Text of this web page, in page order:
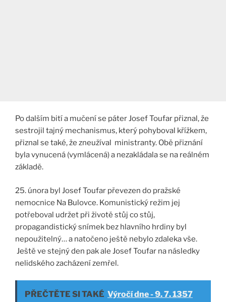
Po dalším bití a mučení se páter Josef Toufar přiznal, že
sestrojil tajný mechanismus, který pohyboval křížkem,
přiznal se také, že zneužíval ministranty. Obě přiznání
byla vynucená (vymlácená) a nezakládala se na reálném
základě.
25. února byl Josef Toufar převezen do pražské
nemocnice Na Bulovce. Komunistický režim jej
potřeboval udržet při životě stůj co stůj,
propagandistický snímek bez hlavního hrdiny byl
nepoužitelný… a natočeno ještě nebylo zdaleka vše.
Ještě ve stejný den pak ale Josef Toufar na následky
nelidského zacházení zemřel.
PŘEČTĚTE SI TAKÉ Výročí dne - 9. 7. 1357